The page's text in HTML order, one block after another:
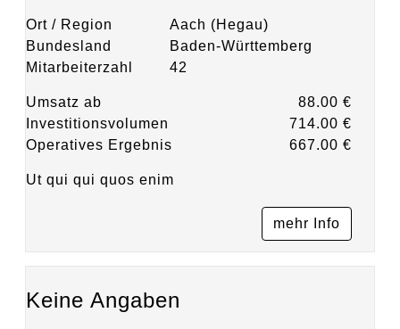
Ort / Region
Aach (Hegau)
Bundesland
Baden-Württemberg
Mitarbeiterzahl
42
Umsatz ab
88.00 €
Investitionsvolumen
714.00 €
Operatives Ergebnis
667.00 €
Ut qui qui quos enim
mehr Info
Keine Angaben